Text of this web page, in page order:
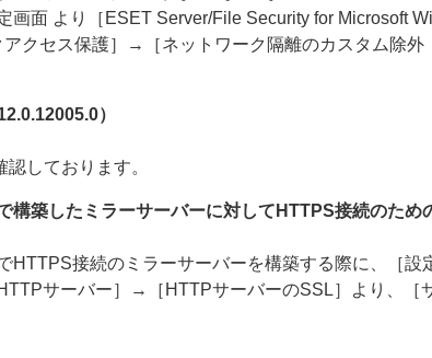
画面 より［ESET Server/File Security for
アクセス保護］→［ネットワーク隔離のカスタム除外
）
しております。
構築したミラーサーバーに対してHTTPS接続のため
HTTPS接続のミラーサーバーを構築する際に、［
サーバー］→［HTTPサーバーのSSL］より、［